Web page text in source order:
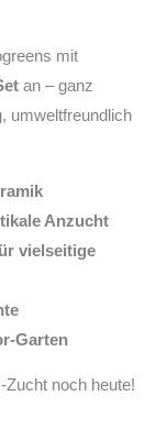
mit
an – ganz
umweltfreundlich
Anzucht
vielseitige
Garten
Zucht noch heute!